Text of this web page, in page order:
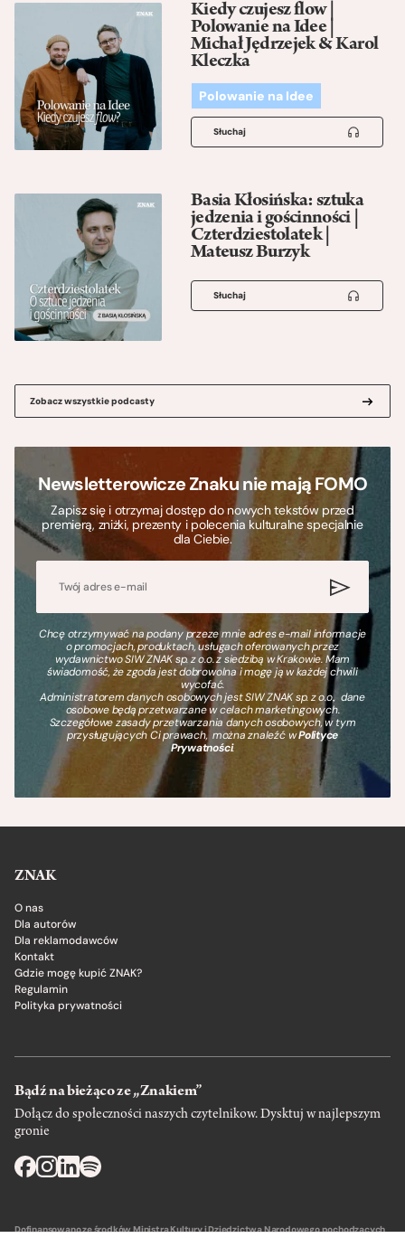
Kiedy czujesz flow |
Polowanie na Idee |
Michał Jędrzejek & Karol
Kleczka
Polowanie na Idee
Słuchaj
Basia Kłosińska: sztuka
jedzenia i gościnności |
Czterdziestolatek |
Mateusz Burzyk
Słuchaj
Zobacz wszystkie podcasty
Newsletterowicze Znaku nie mają FOMO
Zapisz się i otrzymaj dostęp do nowych tekstów przed
premierą, zniżki, prezenty i polecenia kulturalne specjalnie
dla Ciebie.
Chcę otrzymywać na podany przeze mnie adres e-mail informacje
o promocjach, produktach, usługach oferowanych przez
wydawnictwo SIW ZNAK sp. z o.o. z siedzibą w Krakowie. Mam
świadomość, że zgoda jest dobrowolna i mogę ją w każdej chwili
wycofać.
Administratorem danych osobowych jest SIW ZNAK sp. z o.o., dane
osobowe będą przetwarzane w celach marketingowych.
Szczegółowe zasady przetwarzania danych osobowych, w tym
przysługujących Ci prawach, można znaleźć wPolityce
Prywatności.
ZNAK
O nas
Dla autorów
Dla reklamodawców
Kontakt
Gdzie mogę kupić ZNAK?
Regulamin
Polityka prywatności
Bądź na bieżąco ze „Znakiem”
Dołącz do społeczności naszych czytelnikow. Dysktuj w najlepszym
gronie
Dofinansowano ze środków Ministra Kultury i Dziedzictwa Narodowego pochodzących